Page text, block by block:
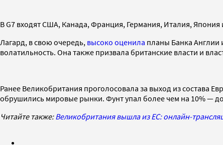
В G7 входят США, Канада, Франция, Германия, Италия, Япония
Лагард, в свою очередь, высоко оценила планы Банка Англии
волатильность. Она также призвала британские власти и
Ранее Великобритания проголосовала за выход из состава
обрушились мировые рынки. Фунт упал более чем на 10% — до
Читайте также:Великобритания вышла из ЕС: онлайн-